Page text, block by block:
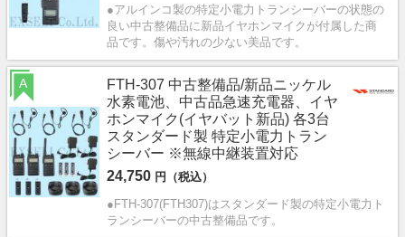
●アルインコ製の特定小電力トランシーバーの状態の
良い中古整備品に新品イヤホンマイクが付属した商
品です。傷や汚れの少ない美品です。
FTH-307 中古整備品/新品ニッケル
水素電池、中古品急速充電器、イヤ
ホンマイク(イヤバット新品) 各3台
スタンダード製 特定小電力トラン
シーバー ※無線中継装置対応
24,750 円（税込）
●FTH-307(FTH307)はスタンダード製の特定小電力ト
ランシーバーの中古整備品です。
A